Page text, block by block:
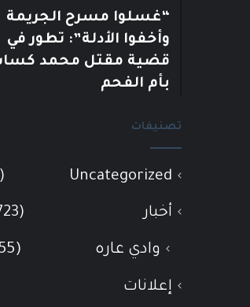
“غسلوا مسرح الجريمة
وأخفوا الأدلة”: تطور في
قضية مقتل محمد
بأم الفحم
تصنيفات
Uncategorized
(120)
أخبار (15٬723)
وادي عاره (2٬955)
إعلانات